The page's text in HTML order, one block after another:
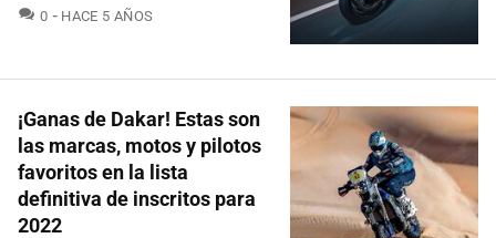
0 COMENTARIOS
HACE 5 AÑOS
¡Ganas de Dakar! Estas son
las marcas, motos y pilotos
favoritos en la lista
definitiva de inscritos para
2022